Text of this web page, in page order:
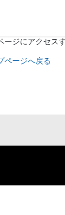
ージにアクセス
ページへ戻る